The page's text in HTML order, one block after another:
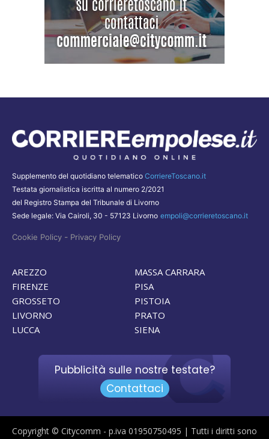
Supplemento del quotidiano telematico CorriereToscano.it
Testata giornalistica iscritta al numero 2/2021
del Registro Stampa del Tribunale di Livorno
Sede legale: Via Cairoli, 30 - 57123 Livorno empoli@corrieretoscano.it
Cookie Policy - Privacy Policy
AREZZO
FIRENZE
GROSSETO
LIVORNO
LUCCA
MASSA CARRARA
PISA
PISTOIA
PRATO
SIENA
Pubblicità sulle nostre testate?
Contattaci
Copyright © Citycomm - p.iva 01950750495 | Tutti i diritti sono